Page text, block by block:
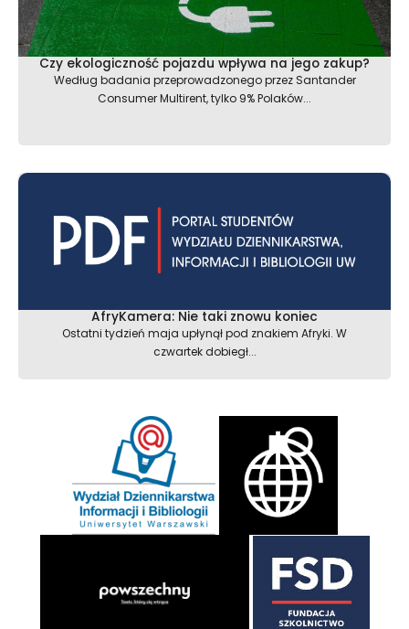
Czy ekologiczność pojazdu wpływa na jego zakup?
Według badania przeprowadzonego przez Santander
Consumer Multirent, tylko 9% Polaków...
AfryKamera: Nie taki znowu koniec
Ostatni tydzień maja upłynął pod znakiem Afryki. W
czwartek dobiegł...